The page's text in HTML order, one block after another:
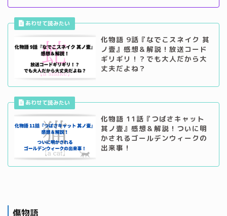
化物語 9話『なでこスネイク 其
ノ壹』感想＆解説！放送コード
ギリギリ！？でも大人だから大
丈夫だよね？
化物語 11話『つばさキャット
其ノ壹』感想＆解説！ついに明
かされるゴールデンウィークの
出来事！
傷物語